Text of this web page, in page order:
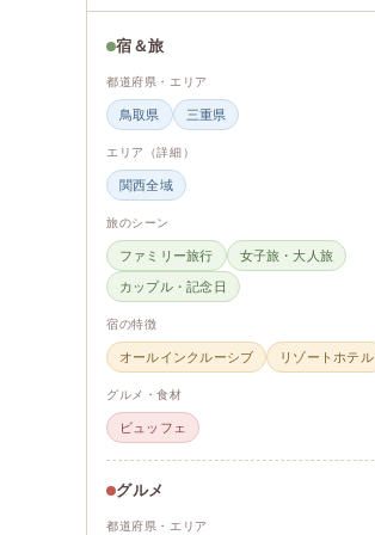
宿＆旅
都道府県・エリア
鳥取県 三重県
エリア（詳細）
関西全域
旅のシーン
ファミリー旅行 女子旅・大人旅
カップル・記念日
宿の特徴
オールインクルーシブ リゾートホテル
グルメ・食材
ビュッフェ
グルメ
都道府県・エリア